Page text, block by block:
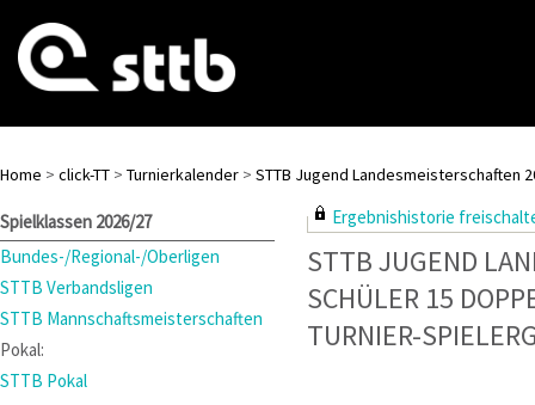
Home > click-TT > Turnierkalender > STTB Jugend Landesmeisterschaften
Spielklassen 2026/27
Bundes-/Regional-/Oberligen
STTB Verbandsligen
STTB Mannschaftsmeisterschaften
Pokal:
STTB Pokal
Ergebnishistorie
STTB JUGEND
SCHÜLER 15
TURNIER-